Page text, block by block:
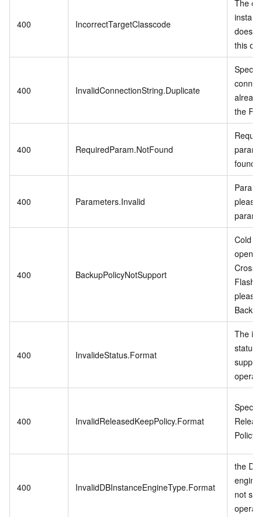
400 IncorrectTargetClasscode
The
does
this
400 InvalidConnectionString.Duplicate
the
400 RequiredParam.NotFound
param
found.
400 Parameters.Invalid
please
400 BackupPolicyNotSupport
Cold
open
Flash
please
400 InvalideStatus.Format
The
status
400 InvalidReleasedKeepPolicy.Format
Policy
400 InvalidDBInstanceEngineType.Format
the
not